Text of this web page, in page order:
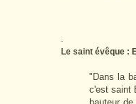
.
Le saint évêque :
"Dans la
c'est saint